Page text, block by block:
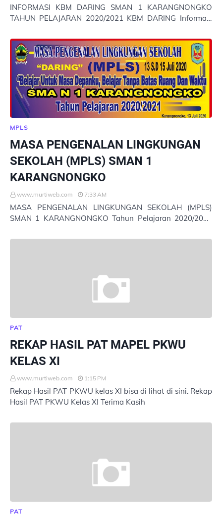
INFORMASI KBM DARING SMAN 1 KARANGNONGKO
TAHUN PELAJARAN 2020/2021 KBM DARING Informasi
2020/…
MPLS
MASA PENGENALAN LINGKUNGAN
SEKOLAH (MPLS) SMAN 1
KARANGNONGKO
www.murtiweb.com 7:33 AM
MASA PENGENALAN LINGKUNGAN SEKOLAH (MPLS)
SMAN 1 KARANGNONGKO Tahun Pelajaran 2020/2021
Ta…
PAT
REKAP HASIL PAT MAPEL PKWU
KELAS XI
www.murtiweb.com 1:15 PM
Rekap Hasil PAT PKWU kelas XI bisa di lihat di sini. Rekap
Hasil PAT PKWU Kelas XI Terima Kasih
PAT